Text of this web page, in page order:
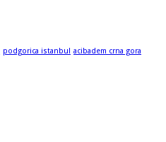
podgorica istanbul acibadem crna gora